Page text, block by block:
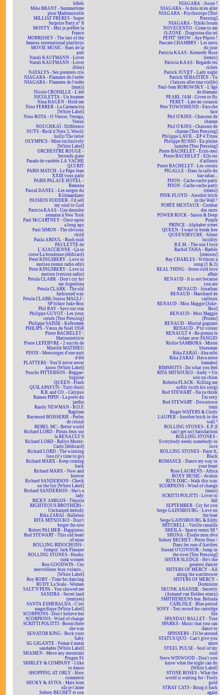
bébés
Mike BRANT - Summertime
pour Mademoiselle
MILLIAT FRÈRES - Super
Surprise Party n° 8
MONTY - Moi je préfère la
France
MORRISSEY - The last of the
famous international playboys
MOVIE MUSIC - Stars de la
pub
Natali KAUFMANN - Lover
Natali KAUFMANN - Lover
(bleu)
NATALYS - Ses premiers cris
NIAGARA - Flammes de l'enfer
NIAGARA - Flammes de l'enfer
(maxi)
Nicole CROISILLE - L'été
NICOLETTA - Un homme
Nina HAGEN - Hold me
Nino FERRER - La Carmencita
[White Label]
Nino ROTA - O Venise, Venaga,
Venus
NOUCHKAÏ - Différence
NUTS - Rock'n'Nuts 2, Wooly
bully/The letter
OLYMPICS - Mine exclusively
[White Label]
ORCHESTRE ROUGE -
Seconds grate
Parade de variétés LA VACHE
QUI RIT
PARIS MATCH - Le Pape Jean
XXIII vous parle
PARIS PALACE HOTEL -
Ramona
Pascal DANEL - Les neiges du
Kilimandjaro
PASSION FODDER - I'd sell
my soul to God
Patricia KAAS - Une dernière
semaine à New York
Paul McCARTNEY - Once upon
a long ago
Paul SIMON - The obvious
child
Paula ABDUL - Rush rush
PAULETTE de
L'AJACCIENNE - Ça se
corse/La boudeuse (dédicacé)
Peter KINGSBERY - Love in
motion (remix radio edit)
Peter KINGSBERY - Love in
motion (version radio)
Petula CLARK - Don't cry for
me Argentina
Petula CLARK - The old
fashioned way
Petula CLARK/Junior MAGLI -
SP biface Juke-Box
Phil RAY - Save our star
Philippe GUYOT - Les yeux
cernés [Test Pressing]
Philippe SAISSE - Kelbomek
PHILIPS - Vœux de Noël 1958
Pierre BACHELET -
Marionnettiste
Pierre LEFEBVRE - 2 succès de
Mireille MATHIEU
PIJON - Mensonges d'une nuit
d'été
PLATTERS - You'll never never
know [White Label]
Punchs PITTERSON - Reggae-
biguine
QUEEN - Flash
QUILAPAYUN - Tutti-frutti
R.B. and CO. - Calypso
Ramon PIPIN - La porte du
jardin
Randy NEWMAN - B.O.F.
Ragtime
Raymond BOISSERIE - Perles
de cristal
REBEL MC - Better world
Richard LORD - Pleins feux sur
la RENAULT 9
Richard LORD - Rallye Monte-
Carlo [dédicacé]
Richard LORD - The winning
lion (it's time to go)
Richard MARX - Keep coming
back
Richard MARX - Now and
forever
Richard SANDERSON - Check
on the list [White Label]
Richard SANDERSON - She's a
lady
RICKY AMIGOS - Téquila
RIGHTEOUS BROTHERS -
Unchained melody
Rika ZARAÏ - Hallelou
RITA MITSOUKO - Don't
forget the nite
Robert PALMER - Happiness
Rod STEWART - This old heart
of mine
ROLLING BIDOCHONS -
Jumpin' Jack Flasque
ROLLING STONES - Honky
tonk women
Ron GOODWIN - Ces
merveilleux fous volants...
[White Label]
Roy ROBY - Time for dancing
RUDY La Scala - Woman
SALT'N'PEPA - You showed me
SANDRA - Secret land
(remixes)
SANTA ESMERALDA - C'est
magnifique [White Label]
SCORPIONS - Don't believe her
SCORPIONS - Wind of change
SCRITTI POLITTI - Boom there
she was
SENATOR KING - Rock your
baby
SG GIGANTE - Fumar é matar
saudades [White Label]
SHAMEN - Move any mountain
Progen 91
SHIRLEY & COMPANY - I like
to dance
SHOPPING AT ORLY - Hors
commerce
SHUKY & AVIVA - Mais bien
sûr je t'aime
Sidney BECHET et son
NIAGARA - Assez !
NIAGARA - Je dois m'en aller
NIAGARA - Psychotrope [Test
Pressing]
NIAGARA - Tchiki boum
NOVECENTO - Come to me
O-ZONE - Dragostea din teï
PÉPIT' SHOW - Aye Pépito !
Pascale CHAMBRY - Les mots
du jour
Patricia KAAS - Kennedy Rose
(remix)
Patricia KAAS - Regarde les
riches
Patrick JUVET - Lady night
Patrick SÉBASTIEN - Tu
t'laisses aller (ma vieille)
Paul-Jean BOROWSKY - L'âge
de diamant
PEARL JAM - Given to fly
PERET - Late mi corazon
Pete TOWNSHEND - Face the
face
Phil O'KINS - Chasseur de
charme
Phil O'KINS - Chasseur de
charme [Test Pressing]
Philippe LAVIL - EP 4 Titres
Philippe RUSSO - En pleine
lumière [Test Pressing]
Pierre BACHELET - Écris-moi
Pierre BACHELET - Elle est
d'ailleurs
Pierre BACHELET - Les corons
PIGALLE - Dans la salle du
bar-tabac...
PIJON - Cache-cache party
PIJON - Cache-cache party
(remix)
PINK FLOYD - Another brick
in the Wall ²
PORTE MENTAUX - Combat
des races
POWER ROCK - Saxon & Deep
Purple
PRINCE - Alphabet street
QUEEN - I want to break free
QUEENSRYCHE - Silent
lucidity
R.E.M. - The one I love
Rachid TAHA - Barbès
[remixes]
Ray CHARLES - Without a
song (1 & 2)
REAL THING - Stone cold love
affair
RENAUD - It is not because
you are
RENAUD - Jonathan
RENAUD - Marchand de
cailloux
RENAUD - Miss Maggie [Juke-
Box]
RENAUD - Miss Maggie
[Promo]
RENAUD - Mistral gagnant
RENAUD - P'tit voleur
RENAULT 4 - Re-prenez le
volant avec FANGIO
Richie SAMBORA - Mister
bluesman
Rika ZARAÏ - Aba-nibi
Rika ZARAÏ - Hava netse
bamahol
RIMSHOTS - Do what you feel
RITA MITSOUKO - Andy + Un
soir un chien
Roberta FLACK - Killing me
softly (with his song)
Rod STEWART - Da ya think
I'm sexy
Rod STEWART - Downtown
train
Roger WATERS & Cindy
LAUPER - Another brick in the
wall ²
ROLLING STONES - E.P. (I
can't get no) Satisfaction
ROLLING STONES -
Everybody needs somebody to
love
ROLLING STONES - Paint It,
Black
ROMANCE - Dance my way to
your heart
Rose LAURENS - Africa
ROXY MUSIC - Avalon
RUN DMC - Walk this way
SCORPIONS - Wind of change
(maxi)
SCRITTI POLITTI - Lover to
fall
SEPTEMBER - Cry for you
Serge GAINSBOURG - Love on
the beat
Serge GAINSBOURG & Eddy
MITCHELL - Vieille canaille
SHEILA - Spacer remix 98 ²
SHONA - Elodie mon rêve
Sidney BECHET - Petite fleur /
Dans les rues d'Antibes
Sinead O'CONNOR - Jump in
the river [Test Pressing]
SISTER SLEDGE - He's the
greatest dancer
SISTERS OF MERCY - All
along the watchtower
SISTERS OF MERCY -
Dominion
SKUNK ANANSIE - Secretly
(Armand van Helden remix)
SMITHEREENS feat. Belinda
CARLISLE - Blue period
SONY - Test record for cartridge
file
SPANDAU BALLET - True
SPARKS - Music that you can
dance to
SPINNERS - I'll be around
STATUS QUO - Can't give you
more
STEEL PULSE - Soul of my
soul
Steve WINWOOD - Don't you
know what the night can do
[White Label]
STONE ROSES - What the
world is waiting for / Fools
gold
STRAY CATS - Bring it back
again